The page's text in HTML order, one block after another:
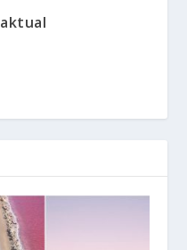
aktual